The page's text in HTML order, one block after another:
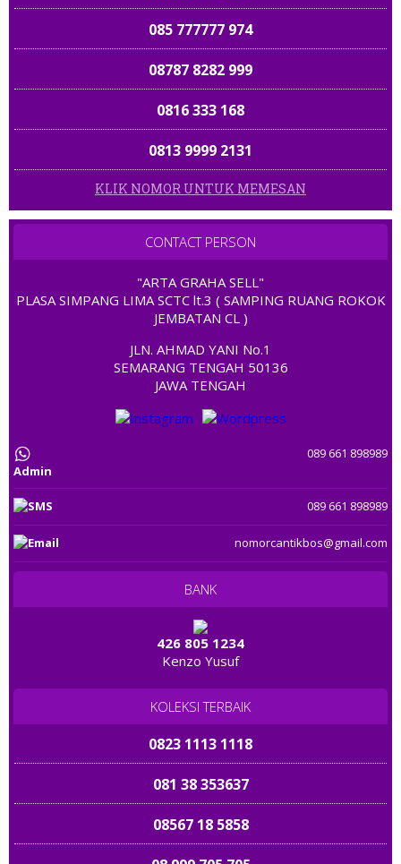
085 777777 974
08787 8282 999
0816 333 168
0813 9999 2131
081 70 100 805
0822 3333 9972
08 131313 5100
0813 9989 2828
081 666 5757
0822 3333 9688
08223 2234455
08787 567 6888
08 22222 677
08586 800 4000
0823 2277 6789
0878 2288 1288
KLIK NOMOR UNTUK MEMESAN
CONTACT PERSON
"ARTA GRAHA SELL"
PLASA SIMPANG LIMA SCTC lt.3 ( SAMPING RUANG ROKOK
JEMBATAN CL )
JLN. AHMAD YANI No.1
SEMARANG TENGAH 50136
JAWA TENGAH
Admin
089 661 898989
089 661 898989
nomorcantikbos@gmail.com
BANK
426 805 1234
Kenzo Yusuf
KOLEKSI TERBAIK
0823 7577 7878
0822 23 9292
08132 7899 168
08121 888 354
082 118899 89
081223 121818
081313 33 1233
0812 23 6161
0813 882 882 9
0812 1881 1200
0823 1113 1118
081 38 353637
08567 18 5858